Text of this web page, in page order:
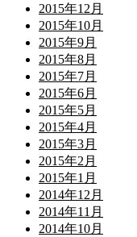
2015年12月
2015年10月
2015年9月
2015年8月
2015年7月
2015年6月
2015年5月
2015年4月
2015年3月
2015年2月
2015年1月
2014年12月
2014年11月
2014年10月